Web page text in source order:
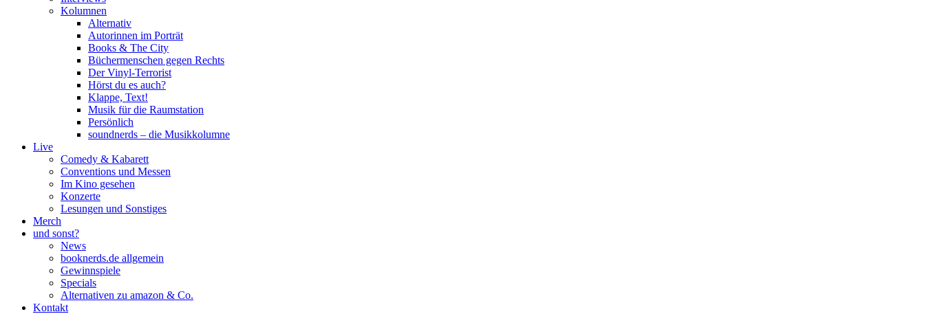
Kolumnen
Alternativ
Autorinnen im Porträt
Books & The City
Büchermenschen gegen Rechts
Der Vinyl-Terrorist
Hörst du es auch?
Klappe, Text!
Musik für die Raumstation
Persönlich
soundnerds – die Musikkolumne
Live
Comedy & Kabarett
Conventions und Messen
Im Kino gesehen
Konzerte
Lesungen und Sonstiges
Merch
und sonst?
News
booknerds.de allgemein
Gewinnspiele
Specials
Alternativen zu amazon & Co.
Kontakt